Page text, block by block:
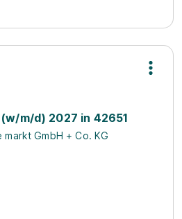
m/d) 2027 in 42651
GmbH + Co. KG